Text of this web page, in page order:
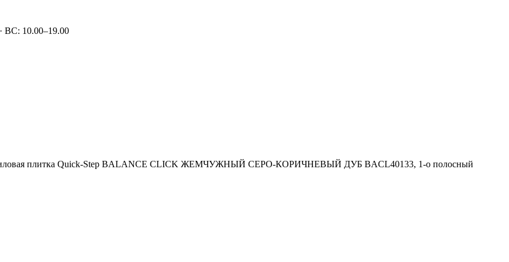
10.00–19.00
плитка Quick-Step BALANCE CLICK ЖЕМЧУЖНЫЙ СЕРО-КОРИЧНЕВЫЙ ДУБ BACL40133, 1-о полосный